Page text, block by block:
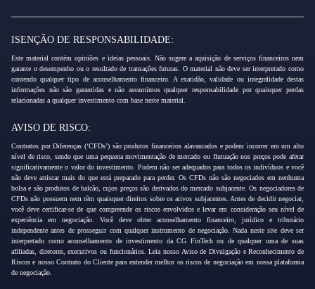
ISENÇÃO DE RESPONSABILIDADE:
Este material contém opiniões e ideias pessoais. Não sugere a aquisição de serviços financeiros nem
garante o desempenho ou o resultado de transações futuras. O material não deve ser interpretado como
contendo qualquer tipo de aconselhamento financeiro. A exatidão, validade ou integralidade destas
informações não são garantidas e não assumimos qualquer responsabilidade por quaisquer perdas
relacionadas a qualquer investimento com base neste material.
AVISO DE RISCO:
Contratos por Diferenças (‘CFDs’) são produtos financeiros alavancados e podem incorrer em um alto
nível de risco, sendo que uma pequena movimentação de mercado ou flutuação nos preços pode afetar
significativamente o valor do investimento. Podem não ser adequados para todos os indivíduos e você
não deve arriscar mais do que está preparado para perder. Os CFDs não são negociados em nenhuma
bolsa e são produtos de balcão, cujos preços são derivados do mercado subjacente. Os negociadores de
CFDs não possuem nem têm quaisquer direitos sobre os ativos subjacentes. Antes de decidir negociar,
você deve certificar-se de que compreende os riscos envolvidos e levar em consideração seu nível de
experiência em negociação. Você deve obter aconselhamento financeiro, jurídico e tributário
independente antes de prosseguir com qualquer instrumento de negociação. Nada neste site deve ser
interpretado como aconselhamento de investimento da CG FinTech ou de qualquer uma de suas
afiliadas, diretores, executivos ou funcionários. Leia nosso Aviso de Divulgação e Reconhecimento de
Riscos e nosso Contrato do Cliente para entender melhor os riscos de negociação em nossa plataforma
de negociação.